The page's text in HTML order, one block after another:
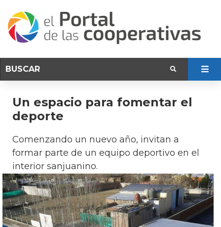
Un espacio para fomentar el
deporte
Comenzando un nuevo año, invitan a
formar parte de un equipo deportivo en el
interior sanjuanino.